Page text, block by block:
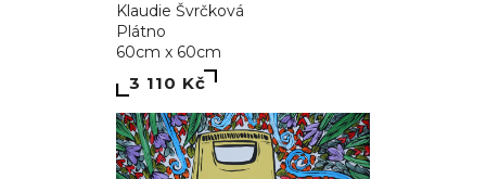
Klaudie Švrčková
Plátno
60cm x 60cm
3 110 Kč